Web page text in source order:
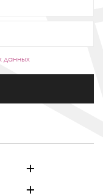
данных